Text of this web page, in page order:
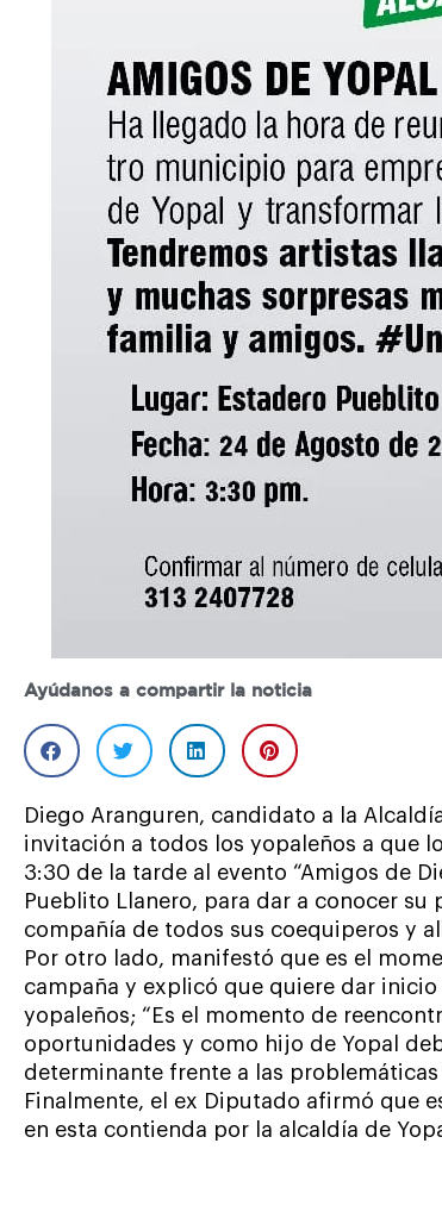
Ayúdanos a compartir la noticia
Diego Aranguren, candidato a la
invitación a todos los yopaleños a que
3:30 de la tarde al evento “Amigos de
Pueblito Llanero, para dar a conocer
compañía de todos sus coequiperos y
Por otro lado, manifestó que es el
campaña y explicó que quiere dar
yopaleños; “Es el momento de
oportunidades y como hijo de Yopal
determinante frente a las problemáticas
Finalmente, el ex Diputado afirmó que
en esta contienda por la alcaldía de